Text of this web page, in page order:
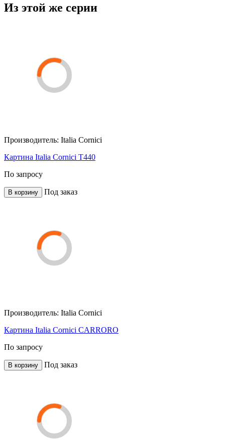
Из этой же серии
Производитель: Italia Cornici
Картина Italia Cornici T440
По запросу
В корзину Под заказ
Производитель: Italia Cornici
Картина Italia Cornici CARRORO
По запросу
В корзину Под заказ